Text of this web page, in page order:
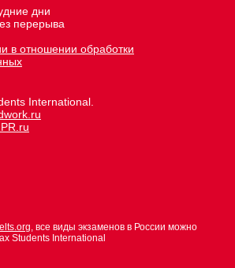
дни
перерыва
в отношении обработки
International.
, все виды экзаменов в России можно
Students International